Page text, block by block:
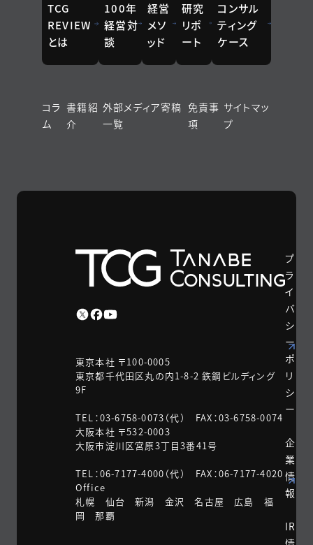
TCG
REVIEW
とは
100年
経営対
談
経営
メソ
ッド
研究
リポ
ート
コンサル
ティング
ケース
コラ
ム
書籍紹
介
外部メディア寄稿
一覧
免責事
項
サイトマッ
プ
東京本社 〒100-0005
東京都千代田区丸の内1-8-2 鉃鋼ビルディング
9F
TEL：03-6758-0073（代） FAX：03-6758-0074
大阪本社 〒532-0003
大阪市淀川区宮原3丁目3番41号
TEL：06-7177-4000（代） FAX：06-7177-4020
Office
札幌 仙台 新潟 金沢 名古屋 広島 福
岡 那覇
プ
ラ
イ
バ
シ
ー
ポ
リ
シ
ー
企
業
情
報
IR